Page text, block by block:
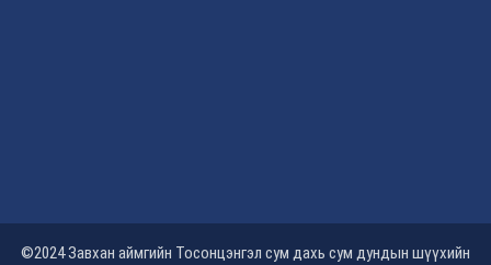
©2024 Завхан аймгийн Тосонцэнгэл сум дахь сум дундын шүүхийн